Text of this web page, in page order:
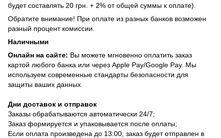
будет составлять 20 грн. + 2% от общей суммы к оплате).
Обратите внимание! При оплате из разных банков возможен
разный процент комиссии.
Наличными
Онлайн на сайте: Вы можете мгновенно оплатить заказ
картой любого банка или через Apple Pay/Google Pay. Мы
используем современные стандарты безопасности для
защиты ваших данных.
Дни доставок и отправок
Заказы обрабатываются автоматически 24/7;
Заказ формируется и упаковывается после оплаты;
Если оплата произведена до 13:00, заказ будет отправлен в